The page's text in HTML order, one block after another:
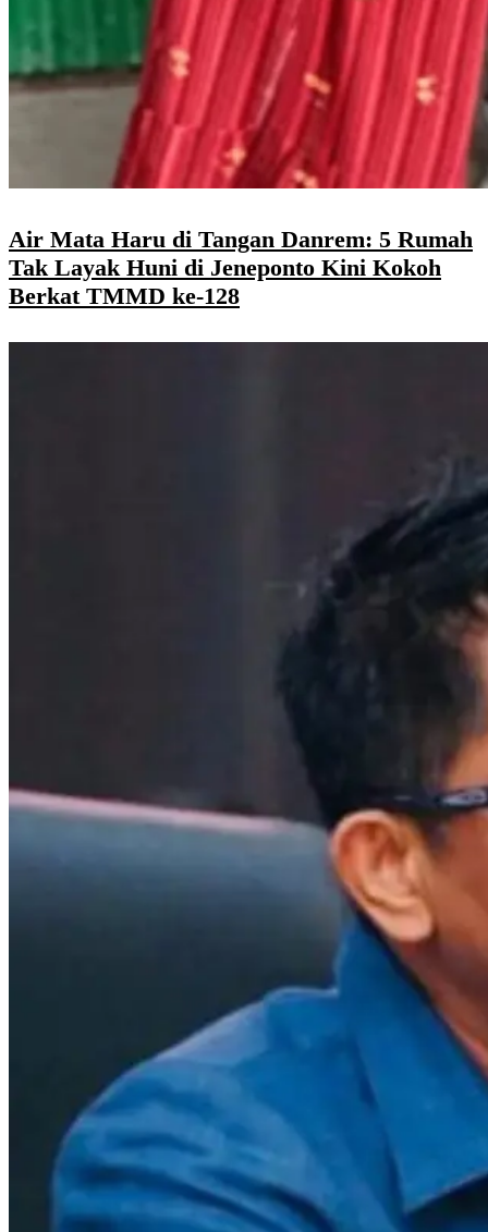
Air Mata Haru di Tangan Danrem: 5 Rumah
Tak Layak Huni di Jeneponto Kini Kokoh
Berkat TMMD ke-128